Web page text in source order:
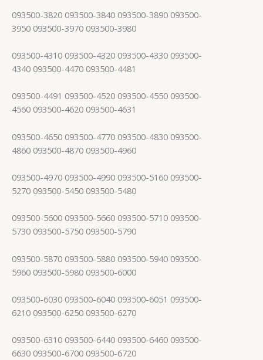
093500-3820 093500-3840 093500-3890 093500-
3950 093500-3970 093500-3980
093500-4310 093500-4320 093500-4330 093500-
4340 093500-4470 093500-4481
093500-4491 093500-4520 093500-4550 093500-
4560 093500-4620 093500-4631
093500-4650 093500-4770 093500-4830 093500-
4860 093500-4870 093500-4960
093500-4970 093500-4990 093500-5160 093500-
5270 093500-5450 093500-5480
093500-5600 093500-5660 093500-5710 093500-
5730 093500-5750 093500-5790
093500-5870 093500-5880 093500-5940 093500-
5960 093500-5980 093500-6000
093500-6030 093500-6040 093500-6051 093500-
6210 093500-6250 093500-6270
093500-6310 093500-6440 093500-6460 093500-
6630 093500-6700 093500-6720